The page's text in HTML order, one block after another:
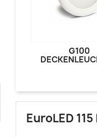
G100
EuroLED